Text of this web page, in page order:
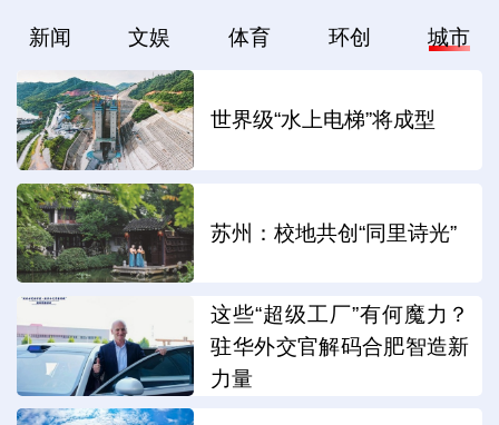
新闻 文娱 体育 环创 城市
世界级“水上电梯”将成型
苏州：校地共创“同里诗光”
这些“超级工厂”有何魔力？
驻华外交官解码合肥智造新
力量